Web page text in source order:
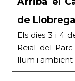
de
Els dies 3 i 4
Reial del
llum i ambient